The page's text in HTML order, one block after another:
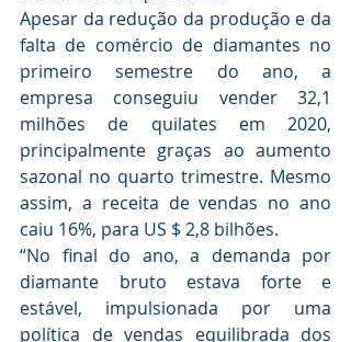
Apesar da redução da produção e da
falta de comércio de diamantes no
primeiro semestre do ano, a
empresa conseguiu vender 32,1
milhões de quilates em 2020,
principalmente graças ao aumento
sazonal no quarto trimestre. Mesmo
assim, a receita de vendas no ano
caiu 16%, para US $ 2,8 bilhões.
“No final do ano, a demanda por
diamante bruto estava forte e
estável, impulsionada por uma
política de vendas equilibrada dos